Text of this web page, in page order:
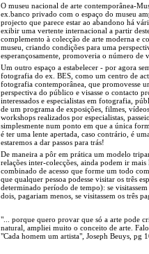
O museu nacional de arte contemporânea-
ex.banco privado com o espaço do museu
projecto que parece estar ao abandono há
exibir uma vertente internacional a partir
complemento à colecção de arte moderna e
museu, criando condições para uma
esperançosamente, promoveria o número de
Um outro espaço a estabelecer - por agora
fotografia do ex. BES, como um centro de
fotografia contemporânea, que promovesse
perspectiva do público e visasse o contacto
interessados e especialistas em fotografia,
de um programa de exposições, filmes,
workshops realizados por especialistas,
simplesmente num ponto em que a única
é ter uma lente apertada, caso contrário, é
estaremos a dar passos para trás!
De maneira a pôr em prática um modelo
relações inter-colecções, ainda podem ir
combinado de acesso que forme um todo
que qualquer pessoa podesse visitar os três
determinado período de tempo): se
dois, pagariam menos, se visitassem os três
"... porque quero provar que só a arte pode
natural, ampliei muito o conceito de arte.
"Cada homem um artista", Joseph Beuys, pg